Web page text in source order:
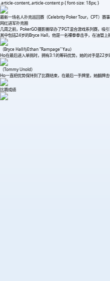
.article-content,.article-content p { font-size: 18px; }
最新一场名人扑克巡回赛（Celebrity Poker Tour，CPT）赛
网红进军扑克圈
几周之前，PokerGO摄影棚举办了PGT混合游戏系列赛，吸
其中包括24岁的Bryce Hall，他是一名裸拳拳击手，在油管
（Bryce Hall与Ethan "Rampage" Yau）
Ho在最后进入单挑时，拥有3:1的筹码优势，她的对手是22
（Tommy Unold）
Ho一直把优势保持到了比赛结束，在最后一手牌里，她翻牌
比赛成绩